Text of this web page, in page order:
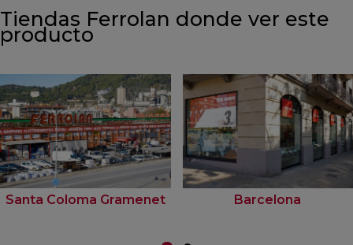
Tiendas Ferrolan donde ver este
producto
Santa Coloma Gramenet Barcelona